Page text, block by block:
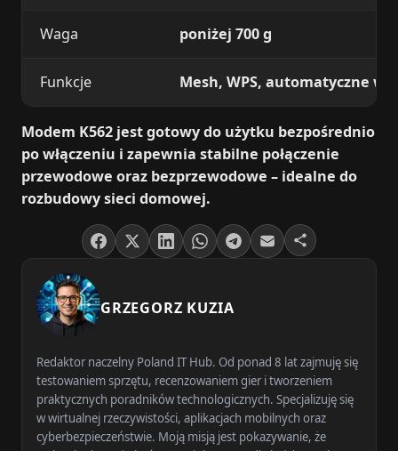
Waga poniżej 700 g
Funkcje Mesh, WPS, automatyczne
Modem K562 jest gotowy do użytku bezpośrednio
po włączeniu i zapewnia stabilne połączenie
przewodowe oraz bezprzewodowe – idealne do
rozbudowy sieci domowej.
GRZEGORZ KUZIA
Redaktor naczelny Poland IT Hub. Od ponad 8 lat zajmuję się
testowaniem sprzętu, recenzowaniem gier i tworzeniem
praktycznych poradników technologicznych. Specjalizuję się
w wirtualnej rzeczywistości, aplikacjach mobilnych oraz
cyberbezpieczeństwie. Moją misją jest pokazywanie, że